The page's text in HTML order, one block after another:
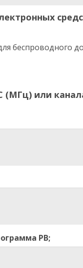
беспроводного
(МГц) или
РВ;